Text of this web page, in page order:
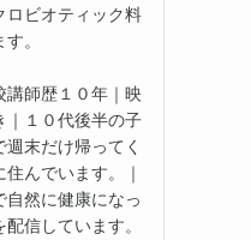
ロビオティック料
。
講師歴１０年｜映
｜１０代後半の子
末だけ帰ってく
んでいます。｜
自然に健康になっ
信しています。